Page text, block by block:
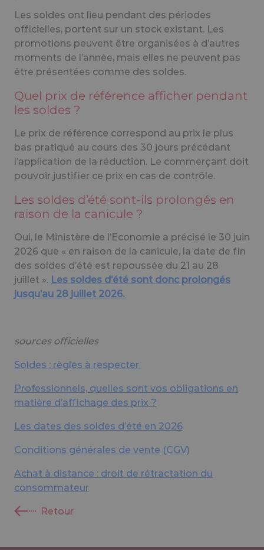
Les soldes ont lieu pendant des périodes
officielles, portent sur un stock existant. Les
promotions peuvent être organisées à d’autres
moments de l’année, mais elles ne peuvent pas
être présentées comme des soldes.
Quel prix de référence afficher pendant
les soldes ?
Le prix de référence correspond au prix le plus
bas pratiqué au cours des 30 jours précédant
l’application de la réduction. Le commerçant doit
pouvoir justifier ce prix en cas de contrôle.
Les soldes d’été sont-ils prolongés en
raison de la canicule ?
Oui, le Ministère de l’Economie a précisé le 30 juin
2026 que « en raison de la canicule, la date de fin
des soldes d’été est repoussée du 21 au 28
juillet ». Les soldes d’été sont donc prolongés
jusqu’au 28 juillet 2026.
sources officielles
Soldes : règles à respecter
Professionnels, quelles sont vos obligations en
matière d’affichage des prix ?
Les dates des soldes d’été en 2026
Conditions générales de vente (CGV)
Achat à distance : droit de rétractation du
consommateur
Retour